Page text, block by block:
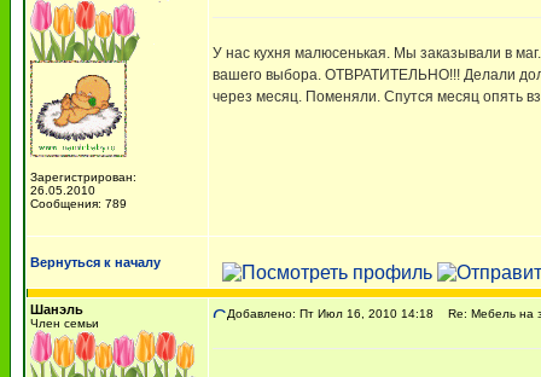
Зарегистрирован:
26.05.2010
Сообщения: 789
У нас кухня малюсенькая. Мы заказывали в
вашего выбора. ОТВРАТИТЕЛЬНО!!! Делали
через месяц. Поменяли. Спутся месяц опять
Вернуться к началу
Шанэль
Член семьи
Добавлено: Пт Июл 16, 2010 14:18 Re: Мебель на